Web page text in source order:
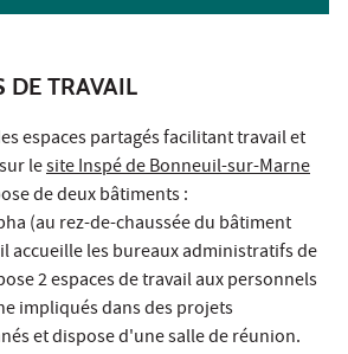
DE TRAVAIL
espaces partagés facilitant travail et
lesite Inspé de Bonneuil-sur-Marne
de deux bâtiments :
(au rez-de-chaussée du bâtiment
accueille les bureaux administratifs de
2 espaces de travail aux personnels
impliqués dans des projets
et dispose d'une salle de réunion.